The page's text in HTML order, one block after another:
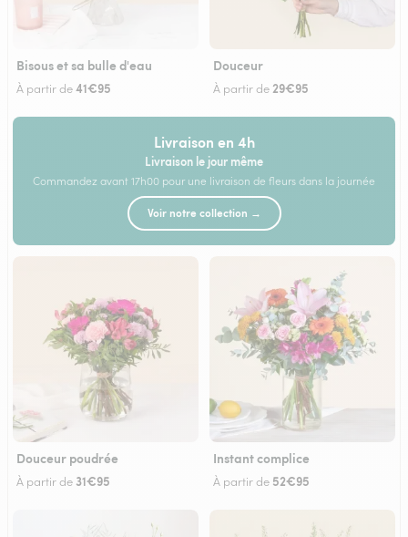
Bisous et sa bulle d'eau
À partir de41€95
Douceur
À partir de 29€95
Livraison en 4h
Livraison le jour même
Commandez avant 17h00 pour une livraison de fleurs dans la journée
Voir notre collection →
Douceur poudrée
À partir de 31€95
Instant complice
À partir de 52€95